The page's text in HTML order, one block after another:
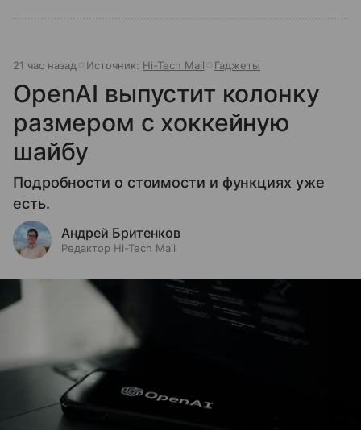
21 час назад Источник: Hi-Tech Mail Гаджеты
OpenAI выпустит колонку
размером с хоккейную
шайбу
Подробности о стоимости и функциях уже
есть.
Андрей Бритенков
Редактор Hi-Tech Mail